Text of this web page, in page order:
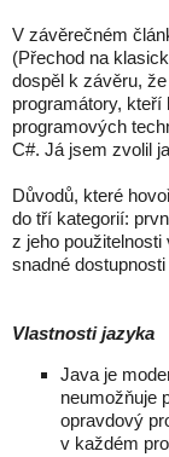
V závěrečném
(Přechod na
dospěl k závěru,
programátory,
programových
C#. Já jsem zvolil
Důvodů, které
do tří kategorií:
z jeho
snadné
Vlastnosti jazyka
Java je
neumožňuje
opravdový
v každém